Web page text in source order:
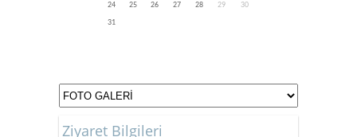
24
25 26 27 28 29
30
31
Ziyaret Bilgileri